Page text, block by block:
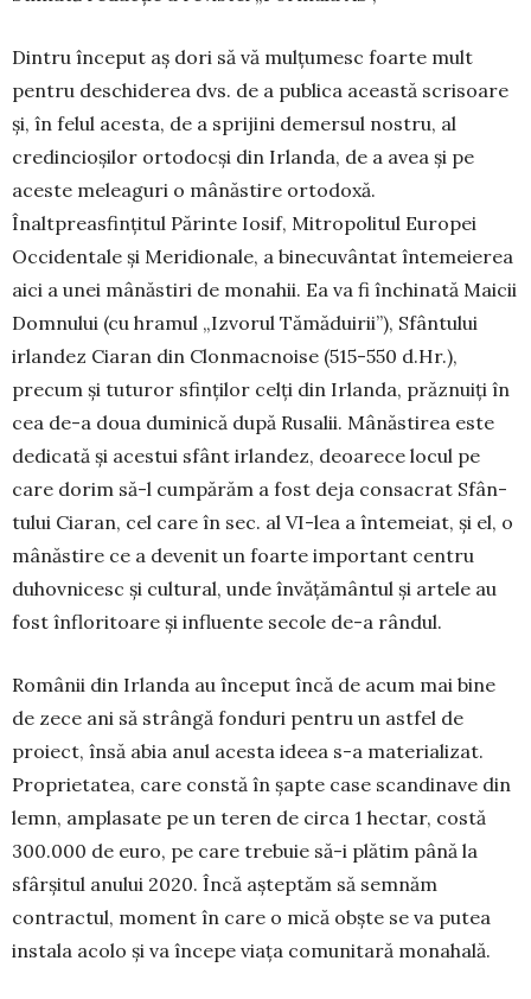
Dintru început aș dori să vă mulțumesc foarte mult
pentru deschiderea dvs. de a publica această scrisoare
și, în felul acesta, de a sprijini demersul nostru, al
credincioșilor ortodocși din Irlanda, de a avea și pe
aceste meleaguri o mânăstire orto­doxă.
Înaltpreasfințitul Părinte Iosif, Mitropolitul Euro­pei
Occidentale și Meridionale, a binecu­vân­tat în­temeierea
aici a unei mânăstiri de monahii. Ea va fi închinată Maicii
Domnului (cu hramul „Izvorul Tămăduirii”), Sfântului
irlandez Ciaran din Clon­macnoise (515-550 d.Hr.),
precum și tuturor sfin­ților celți din Irlanda, prăznuiți în
cea de-a doua du­minică după Rusalii. Mânăstirea este
dedicată și acestui sfânt irlandez, deoarece locul pe
care do­rim să-l cumpărăm a fost deja consacrat Sfân­
tului Ciaran, cel care în sec. al VI-lea a înte­meiat, și el, o
mânăstire ce a devenit un foarte im­por­tant centru
duhovnicesc și cultural, unde învățământul și artele au
fost înfloritoare și influente secole de-a rândul.
Românii din Irlanda au început încă de acum mai bine
de zece ani să strângă fonduri pentru un astfel de
proiect, însă abia anul acesta ideea s-a materializat.
Proprietatea, care constă în șapte case scandinave din
lemn, am­pla­sate pe un teren de circa 1 hectar, costă
300.000 de euro, pe care trebuie să-i plătim până la
sfârșitul anului 2020. Încă așteptăm să semnăm
contractul, moment în care o mică obște se va putea
instala acolo și va începe viața comuni­tară monahală.